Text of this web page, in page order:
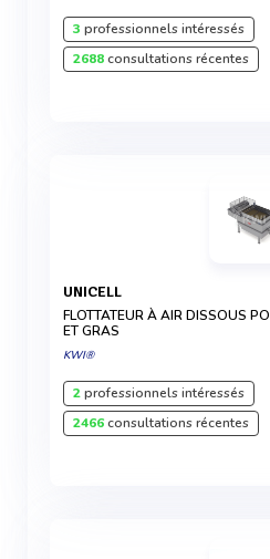
3 professionnels intéressés
2688consultations récentes
UNICELL
FLOTTATEUR À AIR DISSOUS
ET GRAS
KWI®
2professionnels intéressés
2466consultations récentes